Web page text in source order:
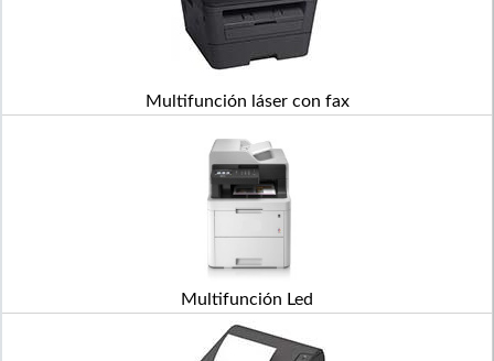
Multifunción láser con fax
Multifunción Led